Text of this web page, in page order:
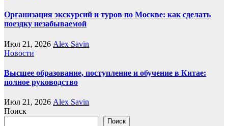
Организация экскурсий и туров по Москве: как сделать
поездку незабываемой
Июл 21, 2026 Alex Savin
Новости
Высшее образование, поступление и обучение в Китае:
полное руководство
Июл 21, 2026 Alex Savin
Поиск
Поиск